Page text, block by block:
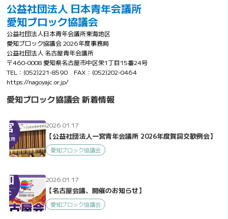
公益社団法人 日本青年会議所
愛知ブロック協議会
公益社団法人日本青年会議所東海地区
愛知ブロック協議会 2026年度事務局
公益社団法人 名古屋青年会議所
〒460-0008 愛知県名古屋市中区栄1丁目15番24号
TEL：(052)221-8590 FAX：(052)202-0464
https://nagoyajc.or.jp/
愛知ブロック協議会 新着情報
2026.01.17
【公益社団法人一宮青年会議所 2026年度賀詞交歓例会】
愛知ブロック協議会
2026.01.17
【名古屋会議、開催のお知らせ】
愛知ブロック協議会